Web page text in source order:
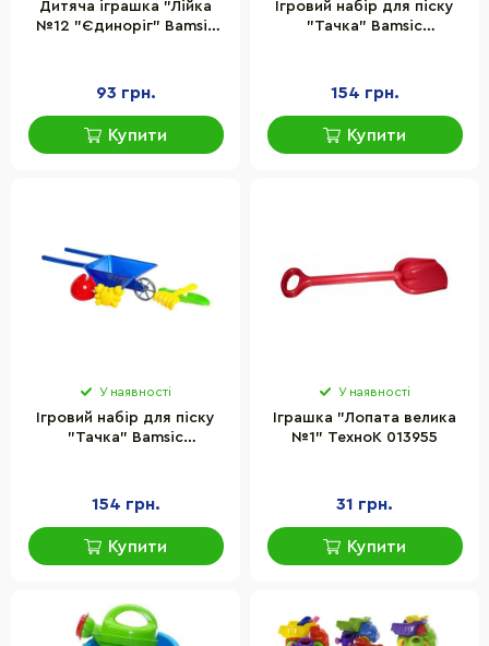
Дитяча іграшка "Лійка
№12 "Єдиноріг" Bamsic
93 грн.
Купити
Ігровий набір для піску
"Тачка" Bamsic
154 грн.
Купити
У наявності
Ігровий набір для піску
"Тачка" Bamsic
154 грн.
Купити
У наявності
Іграшка "Лопата велика
№1" ТехноК 013955
31 грн.
Купити